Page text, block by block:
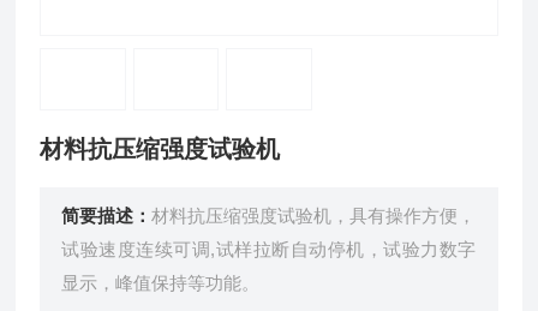
材料抗压缩强度试验机
简要描述：材料抗压缩强度试验机，具有操作方便，
试验速度连续可调,试样拉断自动停机，试验力数字
显示，峰值保持等功能。